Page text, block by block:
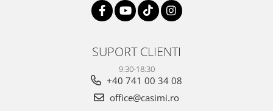
SUPORT CLIENTI
9:30-18:30
+40 741 00 34 08
office@casimi.ro